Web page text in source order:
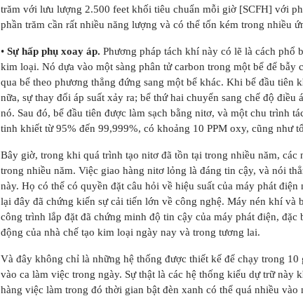
trăm với lưu lượng 2.500 feet khối tiêu chuẩn mỗi giờ [SCFH] với
phần trăm cần rất nhiều năng lượng và có thể tốn kém trong nhiều
• Sự hấp phụ xoay áp. Phương pháp tách khí này có lẽ là cách phổ
kim loại. Nó dựa vào một sàng phân tử carbon trong một bể để bẫy
qua bể theo phương thẳng đứng sang một bể khác. Khi bể đầu tiên
nữa, sự thay đổi áp suất xảy ra; bể thứ hai chuyển sang chế độ
nó. Sau đó, bể đầu tiên được làm sạch bằng nitơ, và một chu trình
tinh khiết từ 95% đến 99,999%, có khoảng 10 PPM oxy, cũng như
Bây giờ, trong khi quá trình tạo nitơ đã tồn tại trong nhiều năm, các
trong nhiều năm. Việc giao hàng nitơ lỏng là đáng tin cậy, và nói
này. Họ có thể có quyền đặt câu hỏi về hiệu suất của máy phát
lại đây đã chứng kiến ​​sự cải tiến lớn về công nghệ. Máy nén khí và
công trình lắp đặt đã chứng minh độ tin cậy của máy phát điện,
động của nhà chế tạo kim loại ngày nay và trong tương lai.
Và đây không chỉ là những hệ thống được thiết kế để chạy trong
vào ca làm việc trong ngày. Sự thật là các hệ thống kiểu dự trữ này
hàng việc làm trong đó thời gian bật đèn xanh có thể quá nhiều